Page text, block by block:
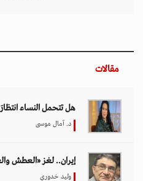
مقالات
هل تتحمل النساء انتظارَ 286
د. آمال موسى
إيران.. لغز «العطش
وليد خدوري